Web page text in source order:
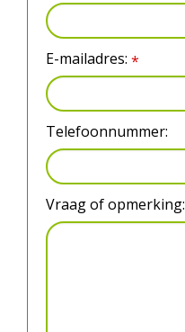
E-mailadres: *
Telefoonnummer:
Vraag of opmerking: